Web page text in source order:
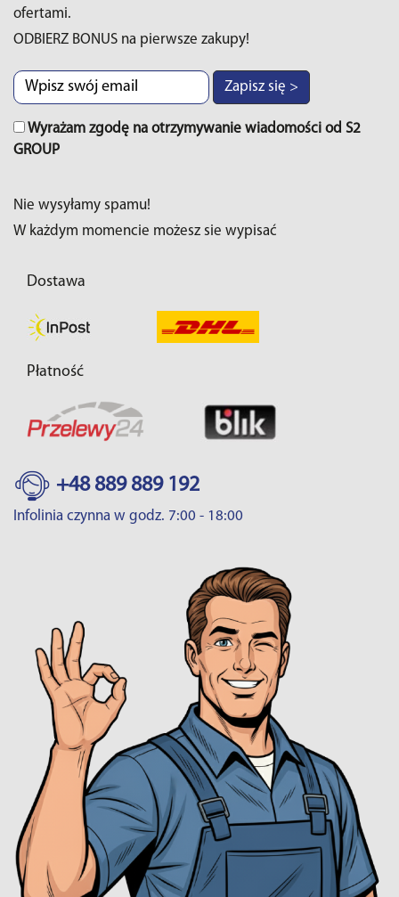
ofertami.
ODBIERZ BONUS na pierwsze zakupy!
Zapisz się >
Wyrażam zgodę na otrzymywanie wiadomości od S2
GROUP
Nie wysyłamy spamu!
W każdym momencie możesz sie wypisać
Dostawa
Płatność
+48 889 889 192
Infolinia czynna w godz. 7:00 - 18:00